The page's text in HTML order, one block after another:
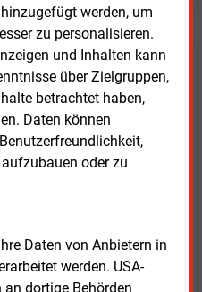
werden, um
zu personalisieren.
und Inhalten kann
über Zielgruppen,
betrachtet haben,
Daten können
oder zu
Daten von Anbietern in
werden. USA-
dortige Behörden